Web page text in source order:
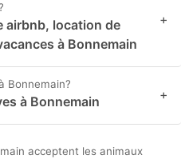
airbnb, location de
à Bonnemain
+
Bonnemain?
à Bonnemain +
acceptent les animaux